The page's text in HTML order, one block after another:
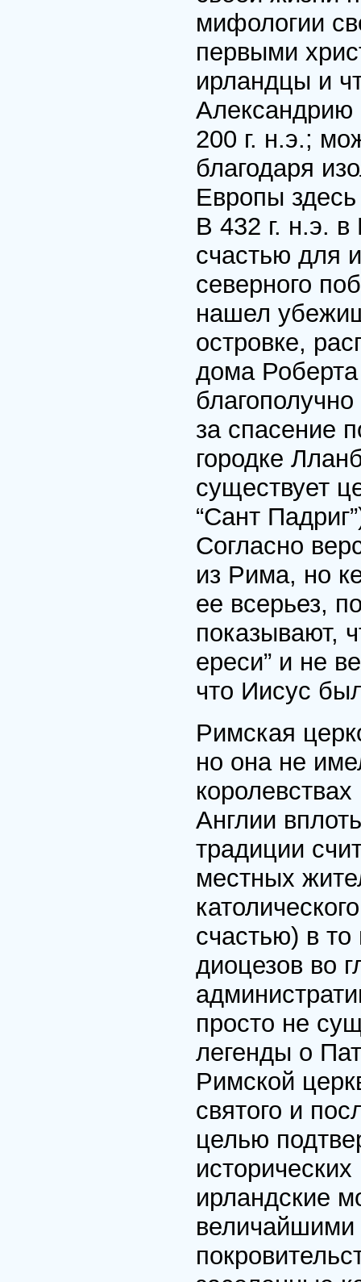
мифологии
первыми
ирландцы и
200 г. н.э.;
благодаря
Европы
В 432 г. н.э.
счастью для
северного
нашел
островке,
дома
за спасение
городке
существует
“Сант
Согласно
из Рима, но
ее всерьез,
показывают,
ереси” и не
что Иисус
Римская
но она не
Англии
традиции
местных
счастью) в
диоцезов во
просто не
легенды о
Римской
святого и
целью
ирландские
величайшими